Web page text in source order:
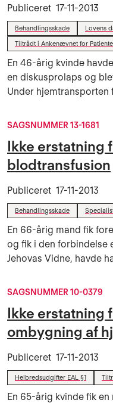
Publiceret 17-11-2013
Behandlingsskade
Lovens
Tiltrådt i Ankenævnet for
En 46-årig kvinde
en diskusprolaps og
Under hjemtransporten
SAGSNUMMER 13-1681
Ikke erstatning
blodtransfusion
Publiceret 17-11-2013
Behandlingsskade
En 66-årig mand fik
og fik i den forbindelse
Jehovas Vidne, havde
SAGSNUMMER 10-0379
Ikke erstatning
ombygning af
Publiceret 17-11-2013
Helbredsudgifter EAL §1
En 65-årig kvinde fik